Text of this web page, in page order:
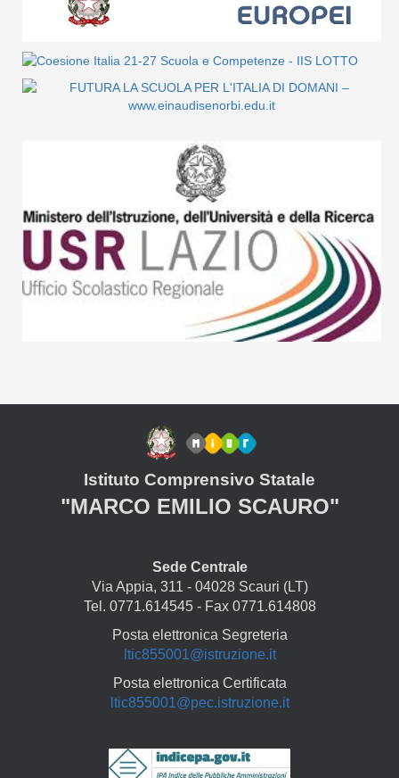
Istituto Comprensivo Statale
"MARCO EMILIO SCAURO"
Sede Centrale
Via Appia, 311 - 04028 Scauri (LT)
Tel. 0771.614545 - Fax 0771.614808
Posta elettronica Segreteria
ltic855001@istruzione.it
Posta elettronica Certificata
ltic855001@pec.istruzione.it